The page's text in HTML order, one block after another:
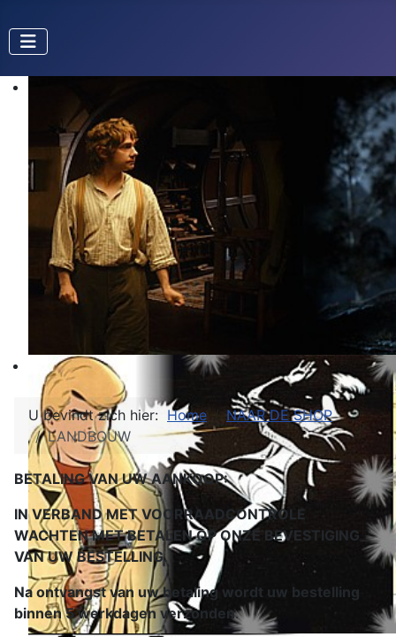
U bevindt zich hier: Home
NAAR DE SHOP
LANDBOUW
BETALING VAN UW AANKOOP:
IN VERBAND MET VOORRAADCONTROLE
WACHTEN MET BETALEN OP ONZE BEVESTIGING
VAN UW BESTELLING.
Na ontvangst van uw betaling wordt uw bestelling
binnen 5 werkdagen verzonden.